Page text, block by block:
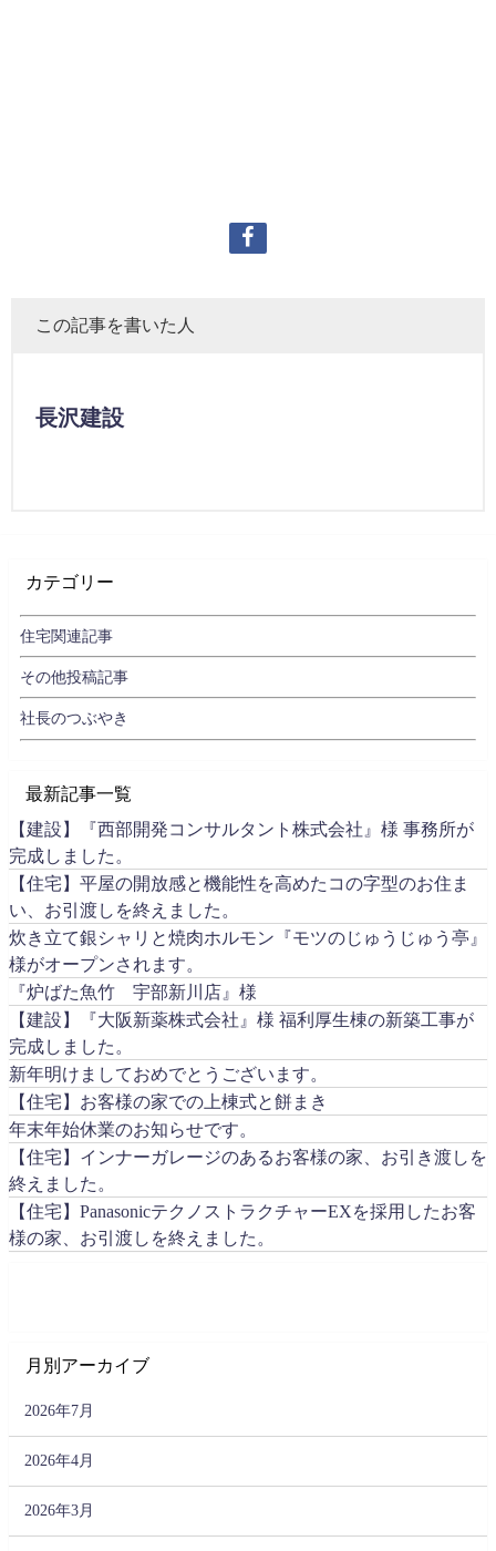
この記事を書いた人
長沢建設
カテゴリー
住宅関連記事
その他投稿記事
社長のつぶやき
最新記事一覧
【建設】『西部開発コンサルタント株式会社』様 事務所が
完成しました。
【住宅】平屋の開放感と機能性を高めたコの字型のお住ま
い、お引渡しを終えました。
炊き立て銀シャリと焼肉ホルモン『モツのじゅうじゅう亭』
様がオープンされます。
『炉ばた魚竹 宇部新川店』様
【建設】『大阪新薬株式会社』様 福利厚生棟の新築工事が
完成しました。
新年明けましておめでとうございます。
【住宅】お客様の家での上棟式と餅まき
年末年始休業のお知らせです。
【住宅】インナーガレージのあるお客様の家、お引き渡しを
終えました。
【住宅】PanasonicテクノストラクチャーEXを採用したお客
様の家、お引渡しを終えました。
月別アーカイブ
2026年7月
2026年4月
2026年3月